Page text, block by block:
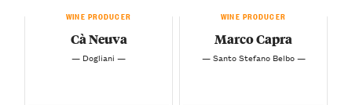
WINE PRODUCER
Cà Neuva
— Dogliani —
WINE PRODUCER
Marco Capra
— Santo Stefano Belbo —